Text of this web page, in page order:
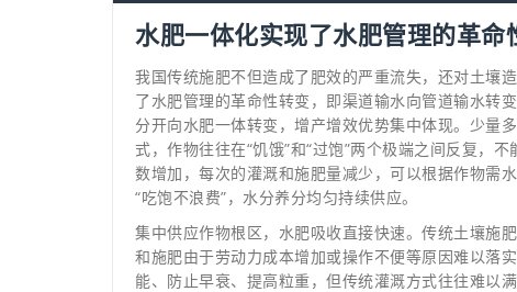
水肥一体化实现了水肥管理的革命
我国传统施肥不但造成了肥效的严重流失，还对土壤
了水肥管理的革命性转变，即渠道输水向管道输水转
分开向水肥一体转变，增产增效优势集中体现。少量
式，作物往往在“饥饿”和“过饱”两个极端之间反复，
数增加，每次的灌溉和施肥量减少，可以根据作物需
“吃饱不浪费”，水分养分均匀持续供应。
集中供应作物根区，水肥吸收直接快速。传统土壤施
和施肥由于劳动力成本增加或操作不便等原因难以落
能、防止早衰、提高粒重，但传统灌溉方式往往难以